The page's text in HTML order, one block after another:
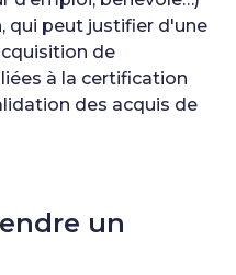
qui peut justifier d'une
de
à la certification
des acquis de
un